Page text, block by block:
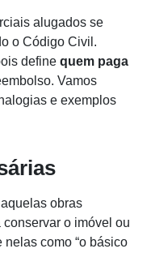
alugados se
o Código Civil.
define quem paga
Vamos
e exemplos
obras
conservar o imóvel ou
como “o básico